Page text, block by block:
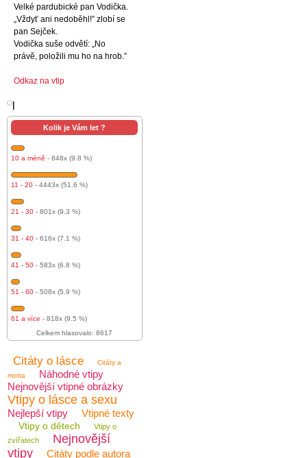
Velké pardubické pan Vodička.
„Vždyť ani nedoběhl!” zlobí se
pan Sejček.
Vodička suše odvětí: „No
právě, položili mu ho na hrob.”
Odkaz na vtip
Kolik je Vám let ?
10 a méně - 848x (9.8 %)
11 - 20 - 4443x (51.6 %)
21 - 30 - 801x (9.3 %)
31 - 40 - 616x (7.1 %)
41 - 50 - 583x (6.8 %)
51 - 60 - 508x (5.9 %)
61 a více - 818x (9.5 %)
Celkem hlasovalo: 8617
Citáty o lásce
Citáty a
motta
Náhodné vtipy
Nejnovější vtipné obrázky
Vtipy o lásce a sexu
Nejlepší vtipy Vtipné texty
Vtipy o dětech
Vtipy o
zvířatech
Nejnovější
vtipy
Citáty podle autora